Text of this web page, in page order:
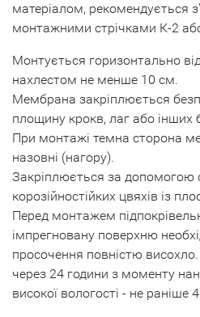
матеріалом, рекомендується
монтажними стрічками К-2
Монтується горизонтально
нахлестом не менше 10 см.
Мембрана закріплюється
площину крокв, лаг або інших
При монтажі темна сторона
назовні (нагору).
Закріплюється за допомогою
корозійностійких цвяхів із
Перед монтажем
імпрегновану поверхню
просочення повністю
через 24 години з моменту
високої вологості - не раніше